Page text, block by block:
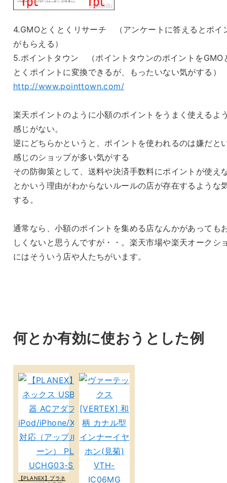
4.GMOとくとくリサーチ （アンケートに答えるとポイ
がもらえる）
5.ポイントタウン （ポイントタウンのポイントをGMO
とくポイントに変換できるが、もったいない気がする）
http://www.pointtown.com/
楽天ポイントのように小額のポイントをうまく使えるよ
感じがない。
逆にどちらかというと、ポイントを使われるのは嫌だと
感じのショップが多い気がする
その防御策として、送料や決済手数料にポイントが使え
とかいう理由がわからないルールの店が存在するような
する。
通常なら、小額のポイントを集める店なんかがあっても
しくないと思うんですが・・。楽天市場や楽天オークシ
にはそういう店や人たちがいます。
何とか有効に使おうとした例
【PLANEX】プラネ